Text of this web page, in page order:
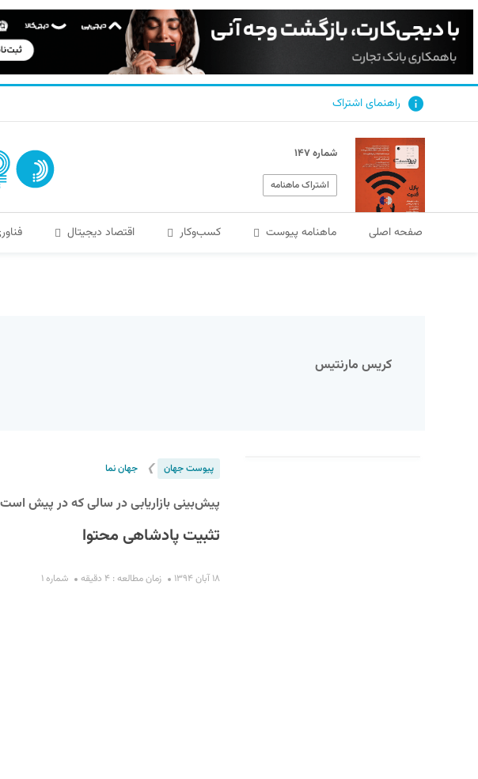
راهنمای اشتراک
شماره ۱۴۷
اشتراک ماهنامه
صفحه اصلی ماهنامه پیوست کسب‌و‌کار اقتصاد دیجیتال
کریس مارنتیس
پیوست جهان ❯ جهان نما
پیش‌بینی بازاریابی در سالی که در پیش است
تثبیت پادشاهی محتوا
۱۸ آبان ۱۳۹۴ زمان مطالعه : ۴ دقیقه شماره ۱